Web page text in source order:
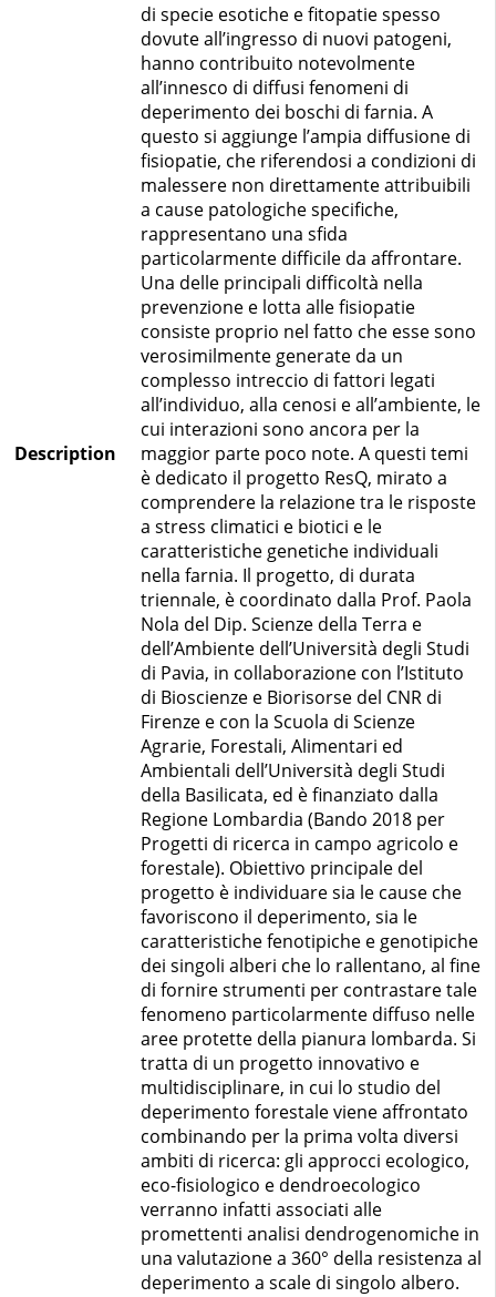
Description
di specie esotiche e fitopatie spesso
dovute all’ingresso di nuovi patogeni,
hanno contribuito notevolmente
all’innesco di diffusi fenomeni di
deperimento dei boschi di farnia. A
questo si aggiunge l’ampia diffusione di
fisiopatie, che riferendosi a condizioni di
malessere non direttamente attribuibili
a cause patologiche specifiche,
rappresentano una sfida
particolarmente difficile da affrontare.
Una delle principali difficoltà nella
prevenzione e lotta alle fisiopatie
consiste proprio nel fatto che esse sono
verosimilmente generate da un
complesso intreccio di fattori legati
all’individuo, alla cenosi e all’ambiente, le
cui interazioni sono ancora per la
maggior parte poco note. A questi temi
è dedicato il progetto ResQ, mirato a
comprendere la relazione tra le risposte
a stress climatici e biotici e le
caratteristiche genetiche individuali
nella farnia. Il progetto, di durata
triennale, è coordinato dalla Prof. Paola
Nola del Dip. Scienze della Terra e
dell’Ambiente dell’Università degli Studi
di Pavia, in collaborazione con l’Istituto
di Bioscienze e Biorisorse del CNR di
Firenze e con la Scuola di Scienze
Agrarie, Forestali, Alimentari ed
Ambientali dell’Università degli Studi
della Basilicata, ed è finanziato dalla
Regione Lombardia (Bando 2018 per
Progetti di ricerca in campo agricolo e
forestale). Obiettivo principale del
progetto è individuare sia le cause che
favoriscono il deperimento, sia le
caratteristiche fenotipiche e genotipiche
dei singoli alberi che lo rallentano, al fine
di fornire strumenti per contrastare tale
fenomeno particolarmente diffuso nelle
aree protette della pianura lombarda. Si
tratta di un progetto innovativo e
multidisciplinare, in cui lo studio del
deperimento forestale viene affrontato
combinando per la prima volta diversi
ambiti di ricerca: gli approcci ecologico,
eco-fisiologico e dendroecologico
verranno infatti associati alle
promettenti analisi dendrogenomiche in
una valutazione a 360° della resistenza al
deperimento a scale di singolo albero.